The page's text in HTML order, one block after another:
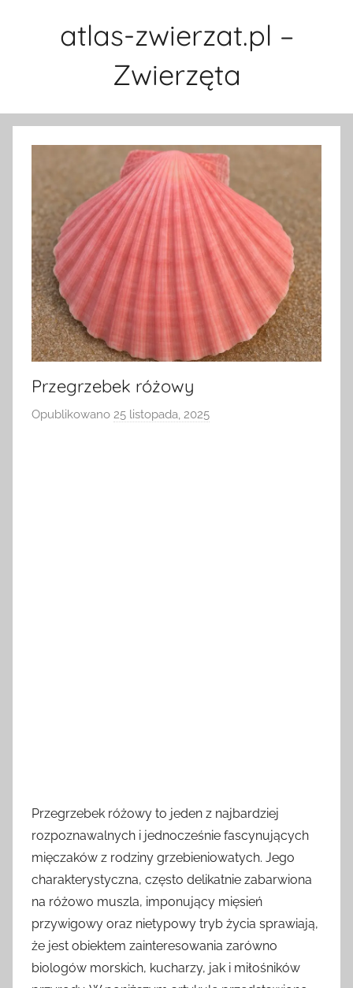
atlas-zwierzat.pl –
Zwierzęta
Przegrzebek różowy
Opublikowano 25 listopada, 2025
Przegrzebek różowy to jeden z najbardziej
rozpoznawalnych i jednocześnie fascynujących
mięczaków z rodziny grzebieniowatych. Jego
charakterystyczna, często delikatnie zabarwiona
na różowo muszla, imponujący mięsień
przywigowy oraz nietypowy tryb życia sprawiają,
że jest obiektem zainteresowania zarówno
biologów morskich, kucharzy, jak i miłośników